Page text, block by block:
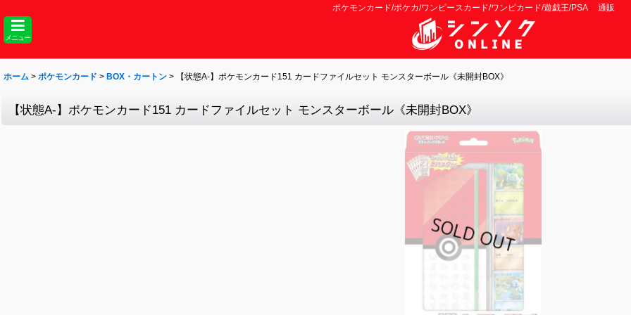
ポケモンカード/ポケカ/ワンピースカード/ワンピカード/遊戯王/PSA 通販
メニュー
ホーム > ポケモンカード > BOX・カートン > 【状態A-】ポケモンカード151 カードファイルセット モンスターボール《未開封BOX》
【状態A-】ポケモンカード151 カードファイルセット モンスターボール《未開封BOX》